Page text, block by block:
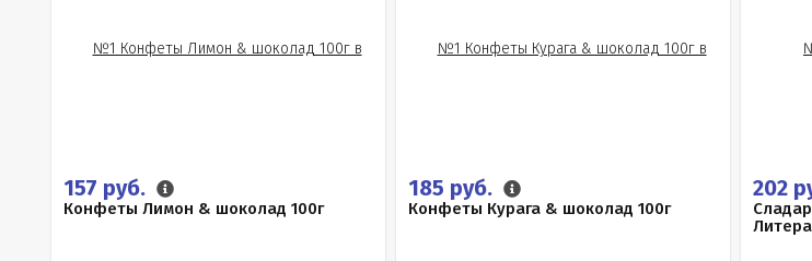
157 руб.
Конфеты Лимон & шоколад 100г
185 руб.
Конфеты Курага & шоколад 100г
202